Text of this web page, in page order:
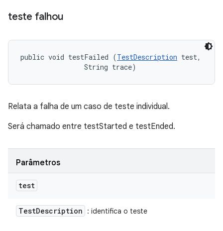
teste falhou
public void testFailed (TestDescription test,
                String trace)
Relata a falha de um caso de teste individual.
Será chamado entre testStarted e testEnded.
Parâmetros
test
TestDescription : identifica o teste